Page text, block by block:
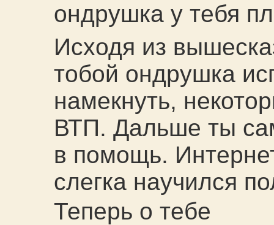
ондрушка у тебя
Исходя из
тобой ондрушка
намекнуть,
ВТП. Дальше ты
в помощь.
слегка научился
Теперь о тебе